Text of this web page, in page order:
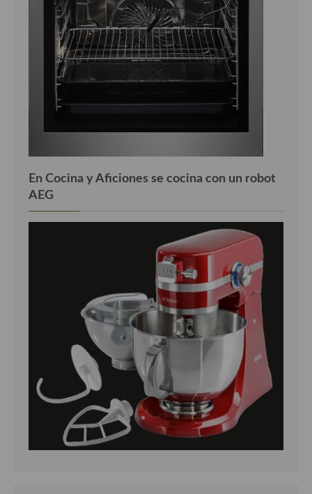
En Cocina y Aficiones se cocina con un robot
AEG